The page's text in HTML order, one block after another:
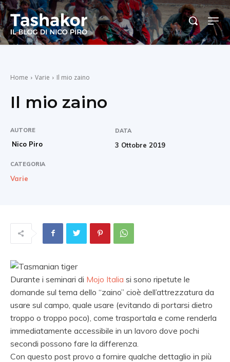
Home Varie Il mio zaino
Il mio zaino
AUTORE
Nico Piro
DATA
3 Ottobre 2019
CATEGORIA
Varie
Durante i seminari di Mojo Italia si sono ripetute le
domande sul tema dello “zaino” cioè dell’attrezzatura da
usare sul campo, quale usare (evitando di portarsi dietro
troppo o troppo poco), come trasportala e come renderla
immediatamente accessibile in un lavoro dove pochi
secondi possono fare la differenza.
Con questo post provo a fornire qualche dettaglio in più